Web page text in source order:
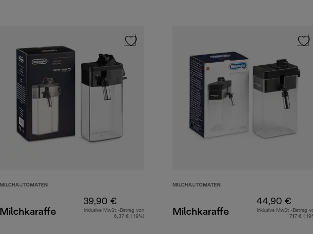
MILCHAUTOMATEN
Milchkaraffe
39,90 €
Inklusive MwSt.-Betrag von
6,37 € ( 19%)
MILCHAUTOMATEN
Milchkaraffe
44,90 €
Inklusive MwSt.-Betrag
7,17 € (